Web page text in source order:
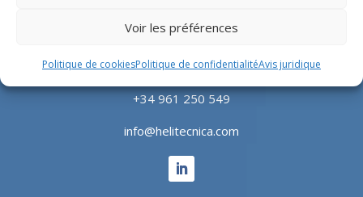
Voir les préférences
Politique de cookiesPolitique de confidentialitéAvis juridique
Parque Empresarial L’Horta Vella, Calle 4, 4, 46117
+34 961 250 549
info@helitecnica.com